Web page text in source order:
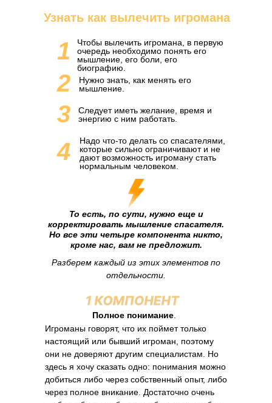
Узнать как вылечить игромана
Надо что-то делать со спасателями,
которые сильно ограничивают и не
дают возможность игроману стать
нормальным человеком.
Чтобы вылечить игромана, в первую
очередь необходимо понять его
мышление, его боли, его
биографию.
Нужно знать, как менять его
мышление.
Следует иметь желание, время и
энергию с ним работать.
То есть, по сути, нужно еще и
корректировать мышление спасателя.
Но все эти четыре компонента никто,
кроме нас, вам не предложит.
Игроманы говорят, что их поймет только
настоящий или бывший игроман, поэтому
они не доверяют другим специалистам. Но
здесь я хочу сказать одно: понимания можно
добиться либо через собственный опыт, либо
через полное вникание. Достаточно очень
1
2
3
4
Разберем каждый из этих элементов по
отдельности.
Полное понимание